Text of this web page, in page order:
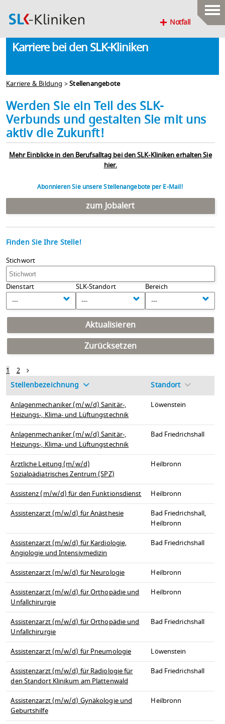
Notfall
Karriere bei den SLK-Kliniken
Karriere & Bildung >Stellenangebote
Werden Sie ein Teil des SLK-
Verbunds und gestalten Sie mit uns
aktiv die Zukunft!
Mehr Einblicke in den Berufsalltag bei den SLK-Kliniken erhalten Sie
hier.
Abonnieren Sie unsere Stellenangebote per E-Mail!
zum Jobalert
Finden Sie Ihre Stelle!
Stichwort
Dienstart
---
SLK-Standort
---
Bereich
---
Aktualisieren
Zurücksetzen
1
2
Stellenbezeichnung
Standort
Anlagenmechaniker (m/w/d) Sanitär-,
Heizungs-, Klima- und Lüftungstechnik
Löwenstein
Anlagenmechaniker (m/w/d) Sanitär-,
Heizungs-, Klima- und Lüftungstechnik
Bad Friedrichshall
Ärztliche Leitung (m/w/d)
Sozialpädiatrisches Zentrum (SPZ)
Heilbronn
Assistenz (m/w/d) für den Funktionsdienst
Heilbronn
Assistenzarzt (m/w/d) für Anästhesie
Bad Friedrichshall,
Heilbronn
Assistenzarzt (m/w/d) für Kardiologie,
Angiologie und Intensivmedizin
Bad Friedrichshall
Assistenzarzt (m/w/d) für Neurologie
Heilbronn
Assistenzarzt (m/w/d) für Orthopädie und
Unfallchirurgie
Heilbronn
Assistenzarzt (m/w/d) für Orthopädie und
Unfallchirurgie
Bad Friedrichshall
Assistenzarzt (m/w/d) für Pneumologie
Löwenstein
Assistenzarzt (m/w/d) für Radiologie für
den Standort Klinikum am Plattenwald
Bad Friedrichshall
Assistenzarzt (m/w/d) Gynäkologie und
Geburtshilfe
Heilbronn